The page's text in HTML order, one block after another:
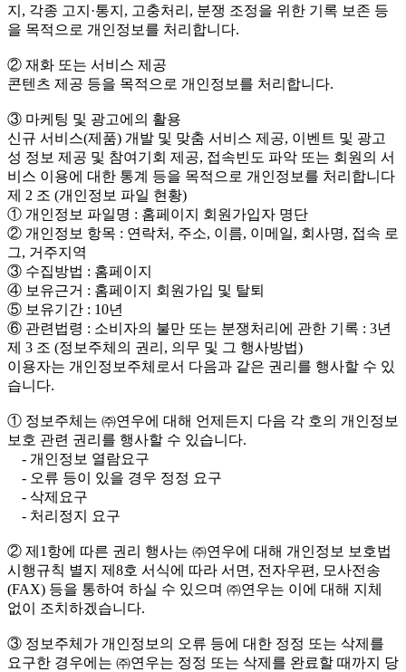
지, 각종 고지·통지, 고충처리, 분쟁 조정을 위한 기록 보존 등
을 목적으로 개인정보를 처리합니다.
② 재화 또는 서비스 제공
콘텐츠 제공 등을 목적으로 개인정보를 처리합니다.
③ 마케팅 및 광고에의 활용
신규 서비스(제품) 개발 및 맞춤 서비스 제공, 이벤트 및 광고
성 정보 제공 및 참여기회 제공, 접속빈도 파악 또는 회원의 서
비스 이용에 대한 통계 등을 목적으로 개인정보를 처리합니다
제 2 조 (개인정보 파일 현황)
① 개인정보 파일명 : 홈페이지 회원가입자 명단
② 개인정보 항목 : 연락처, 주소, 이름, 이메일, 회사명, 접속 로
그, 거주지역
③ 수집방법 : 홈페이지
④ 보유근거 : 홈페이지 회원가입 및 탈퇴
⑤ 보유기간 : 10년
⑥ 관련법령 : 소비자의 불만 또는 분쟁처리에 관한 기록 : 3년
제 3 조 (정보주체의 권리, 의무 및 그 행사방법)
이용자는 개인정보주체로서 다음과 같은 권리를 행사할 수 있
습니다.
① 정보주체는 ㈜연우에 대해 언제든지 다음 각 호의 개인정보
보호 관련 권리를 행사할 수 있습니다.
- 개인정보 열람요구
- 오류 등이 있을 경우 정정 요구
- 삭제요구
- 처리정지 요구
② 제1항에 따른 권리 행사는 ㈜연우에 대해 개인정보 보호법
시행규칙 별지 제8호 서식에 따라 서면, 전자우편, 모사전송
(FAX) 등을 통하여 하실 수 있으며 ㈜연우는 이에 대해 지체
없이 조치하겠습니다.
③ 정보주체가 개인정보의 오류 등에 대한 정정 또는 삭제를
요구한 경우에는 ㈜연우는 정정 또는 삭제를 완료할 때까지 당